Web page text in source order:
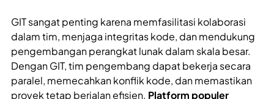
GIT sangat penting karena memfasilitasi kolaborasi
dalam tim, menjaga integritas kode, dan mendukung
pengembangan perangkat lunak dalam skala besar.
Dengan GIT, tim pengembang dapat bekerja secara
paralel, memecahkan konflik kode, dan memastikan
proyek tetap berjalan efisien. Platform populer